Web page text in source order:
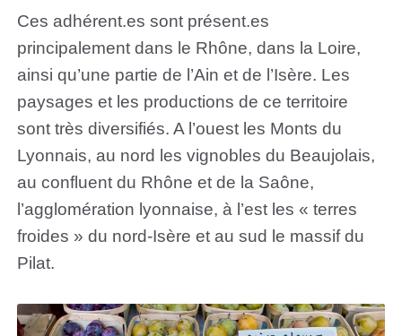
Ces adhérent.es sont présent.es
principalement dans le Rhône, dans la Loire,
ainsi qu’une partie de l’Ain et de l’Isère. Les
paysages et les productions de ce territoire
sont très diversifiés. A l’ouest les Monts du
Lyonnais, au nord les vignobles du Beaujolais,
au confluent du Rhône et de la Saône,
l’agglomération lyonnaise, à l’est les « terres
froides » du nord-Isère et au sud le massif du
Pilat.